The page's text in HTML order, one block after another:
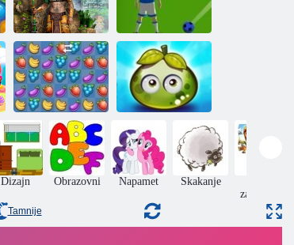
Blago
Montezuma 2
Nogomet
mjehurići
Voćna drobljenje
Avantura sočnih
plodova
Dizajn Obrazovni Napamet Skakanje
zagonetke
Tamnije